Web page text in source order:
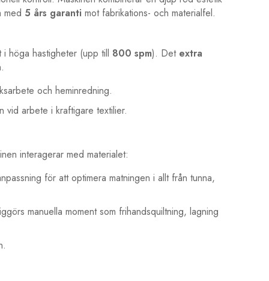
med 5 års garanti mot fabrikations- och materialfel.
höga hastigheter (upp till 800 spm). Det extra
och heminredning.
vid arbete i kraftigare textilier.
interagerar med materialet:
för att optimera matningen i allt från tunna,
manuella moment som frihandsquiltning, lagning